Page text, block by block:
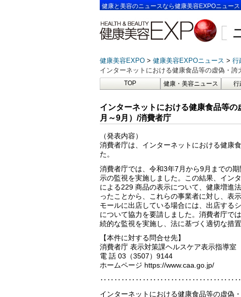
健康と美容のニュースなら健康美容EXPOニュース
健康美容EXPO 健康美容EXPOニュース 行
インターネットにおける健康食品等の虚偽・
TOP 健康・美容ニュース 行
インターネットにおける健康食品等
月～9月）/消費者庁
（発表内容）
消費者庁は、インターネットにおける健康
た。
消費者庁では、令和3年7月から9月までの
示の監視を実施しました。この結果、イン
による229 商品の表示について、健康増進
ったことから、これらの事業者に対し、表
モールに出店している場合には、出店する
について協力を要請しました。消費者庁で
続的な監視を実施し、法に基づく適切な措
【本件に対する問合せ先】
消費者庁 表示対策課ヘルスケア表示指導室
電 話 03（3507）9144
ホームページ https://www.caa.go.jp/
インターネットにおける健康食品等の虚偽